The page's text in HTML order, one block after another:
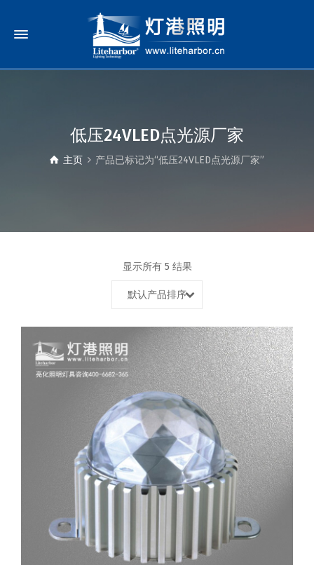
低压24VLED点光源厂家
主页 产品已标记为“低压24VLED点光源厂家”
显示所有 5 结果
默认产品排序